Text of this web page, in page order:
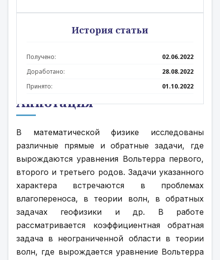
Аннотация
В математической физике исследованы
различные прямые и обратные задачи, где
вырождаются уравнения Вольтерра первого,
второго и третьего родов. Задачи указанного
характера встречаются в проблемах
влагопереноса, в теории волн, в обратных
задачах геофизики и др. В работе
рассматривается коэффициентная обратная
задача в неограниченной области в теории
волн, где вырождается уравнение Вольтерра
История статьи
Получено:
02.06.2022
Доработано:
28.08.2022
Принято:
01.10.2022